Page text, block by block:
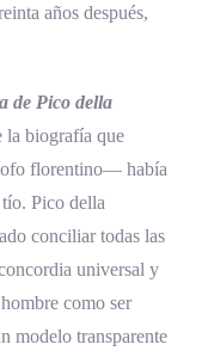
años después,
de Pico della
la biografía que
florentino— había
Pico della
conciliar todas las
universal y
como ser
modelo transparente